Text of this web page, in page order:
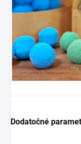
Dodatočné